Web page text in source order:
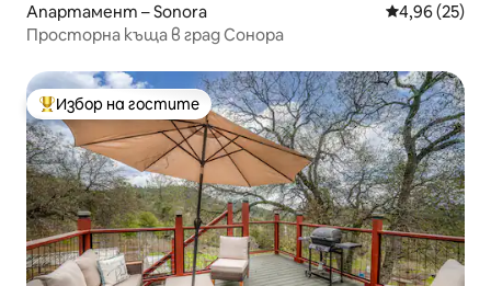
Апартамент – Sonora Средна
4,96 (25)
Просторна къща в град Сонора
Най-популярен избор на гостите
Избор на гостите